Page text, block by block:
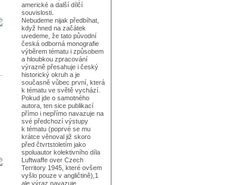
americké a další dílčí
souvislosti.
Nebudeme nijak předbíhat,
když hned na začátek
uvedeme, že tato původní
česká odborná monografie
výběrem tématu i způsobem
a hloubkou zpracování
výrazně přesahuje i český
historický okruh a je
současně vůbec první, která
k tématu ve světě vychází.
Pokud jde o samotného
autora, ten sice publikací
přímo i nepřímo navazuje na
své předchozí výstupy
k tématu (poprvé se mu
krátce věnoval již skoro
před čtvrtstoletím jako
spoluautor kolektivního díla
Luftwaffe over Czech
Territory 1945, které ovšem
vyšlo pouze v angličtině),1
ale výraz navazuje